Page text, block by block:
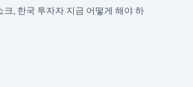
크, 한국 투자자 지금 어떻게 해야 하